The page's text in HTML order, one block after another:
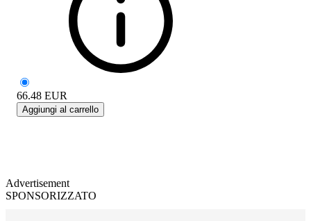
66.48 EUR
Aggiungi al carrello
Advertisement
SPONSORIZZATO